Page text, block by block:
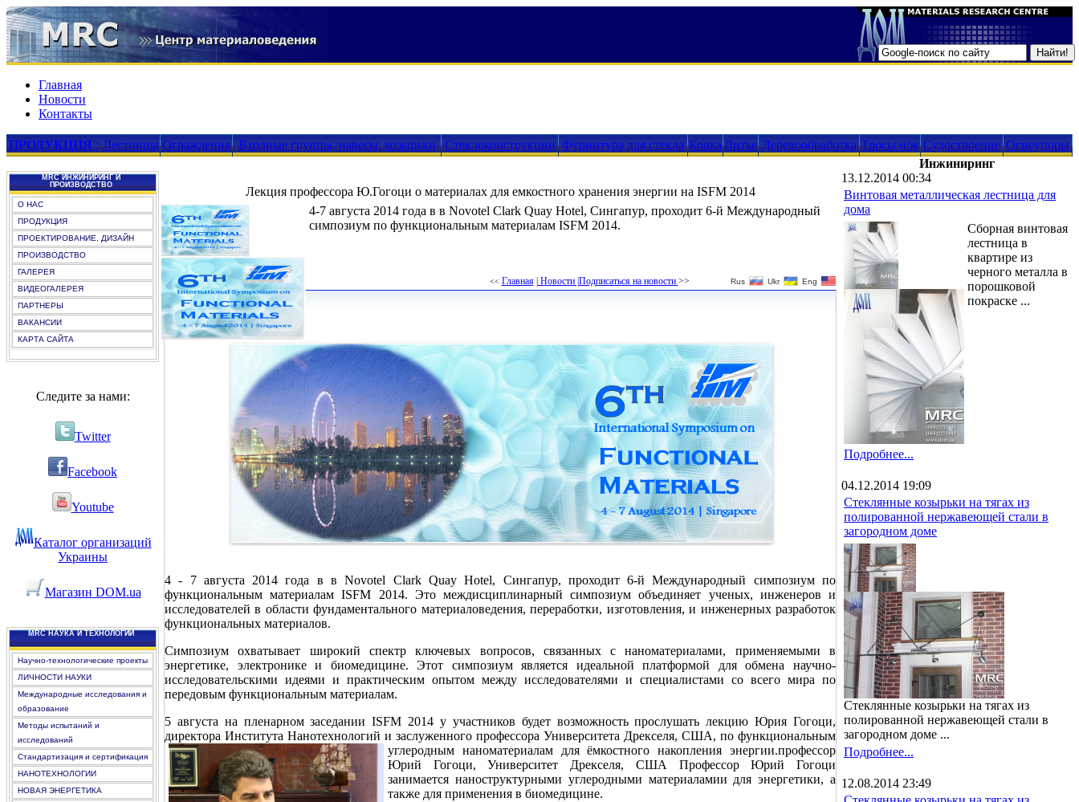
Главная
Новости
Контакты
ПРОДУКЦИЯ: Лестницы Ограждения Входные группы, навесы, козырьки Стеклоконструкции Фурнитура для стекла КовкаЛитье Деревообработка Тросы н/ж Судостроение Огнеупоры
MRC ИНЖИНИРИНГ И
ПРОИЗВОДСТВО
О НАС
ПРОДУКЦИЯ
ПРОЕКТИРОВАНИЕ, ДИЗАЙН
ПРОИЗВОДСТВО
ГАЛЕРЕЯ
ВИДЕОГАЛЕРЕЯ
ПАРТНЕРЫ
ВАКАНСИИ
КАРТА САЙТА
Следите за нами:
Twitter
Facebook
Youtube
Каталог организаций
Украины
Магазин DOM.ua
MRC НАУКА И ТЕХНОЛОГИИ
Научно-технологические проекты
ЛИЧНОСТИ НАУКИ
Международные исследования и
образование
Методы испытаний и
исследований
Стандартизация и сертификация
НАНОТЕХНОЛОГИИ
НОВАЯ ЭНЕРГЕТИКА
Лекция профессора Ю.Гогоци о материалах для емкостного хранения энергии на ISFM 2014
4-7 августа 2014 года в в Novotel Clark Quay Hotel, Сингапур, проходит 6-й Международный
симпозиум по функциональным материалам ISFM 2014.
<< Главная | Новости | Подписаться на новости >> Rus Ukr Eng
4 - 7 августа 2014 года в в Novotel Clark Quay Hotel, Сингапур, проходит 6-й Международный симпозиум по
функциональным материалам ISFM 2014. Это междисциплинарный симпозиум объединяет ученых, инженеров и
исследователей в области фундаментального материаловедения, переработки, изготовления, и инженерных разработок
функциональных материалов.
Симпозиум охватывает широкий спектр ключевых вопросов, связанных с наноматериалами, применяемыми в
энергетике, электронике и биомедицине. Этот симпозиум является идеальной платформой для обмена научно-
исследовательскими идеями и практическим опытом между исследователями и специалистами со всего мира по
передовым функциональным материалам.
5 августа на пленарном заседании ISFM 2014 у участников будет возможность прослушать лекцию Юрия Гогоци,
директора Института Нанотехнологий и заслуженного профессора Университета Дрекселя, США, по функциональным
углеродным наноматериалам для ёмкостного накопления энергии.профессор
Юрий Гогоци, Университет Дрекселя, США Профессор Юрий Гогоци
занимается наноструктурными углеродными материаламии для энергетики, а
также для применения в биомедицине.
Инжиниринг
13.12.2014 00:34
Винтовая металлическая лестница для
дома
Сборная винтовая
лестница в
квартире из
черного металла в
порошковой
покраске ...
Подробнее...
04.12.2014 19:09
Стеклянные козырьки на тягах из
полированной нержавеющей стали в
загородном доме
Стеклянные козырьки на тягах из
полированной нержавеющей стали в
загородном доме ...
Подробнее...
12.08.2014 23:49